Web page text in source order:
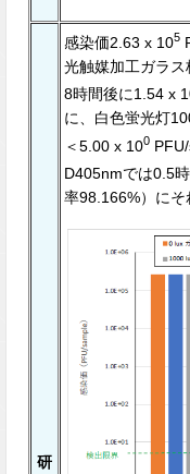
研
感染価2.63 x 105
光触媒加⼯ガラ
8時間後に1.54 x
に、⽩⾊蛍光灯
＜5.00 x 100
D405nmでは0.5
率98.166%）に